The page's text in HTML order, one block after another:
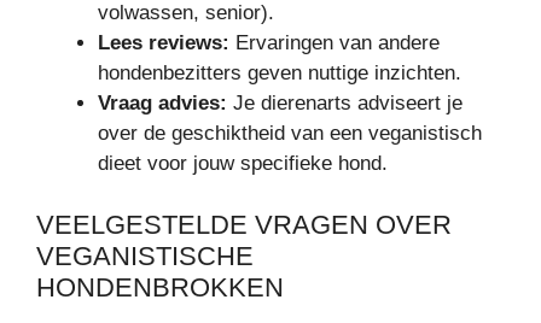
volwassen, senior).
Lees reviews: Ervaringen van andere
hondenbezitters geven nuttige inzichten.
Vraag advies: Je dierenarts adviseert je
over de geschiktheid van een veganistisch
dieet voor jouw specifieke hond.
VEELGESTELDE VRAGEN OVER
VEGANISTISCHE
HONDENBROKKEN